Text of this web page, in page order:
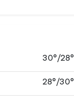
30°/28°
28°/30°